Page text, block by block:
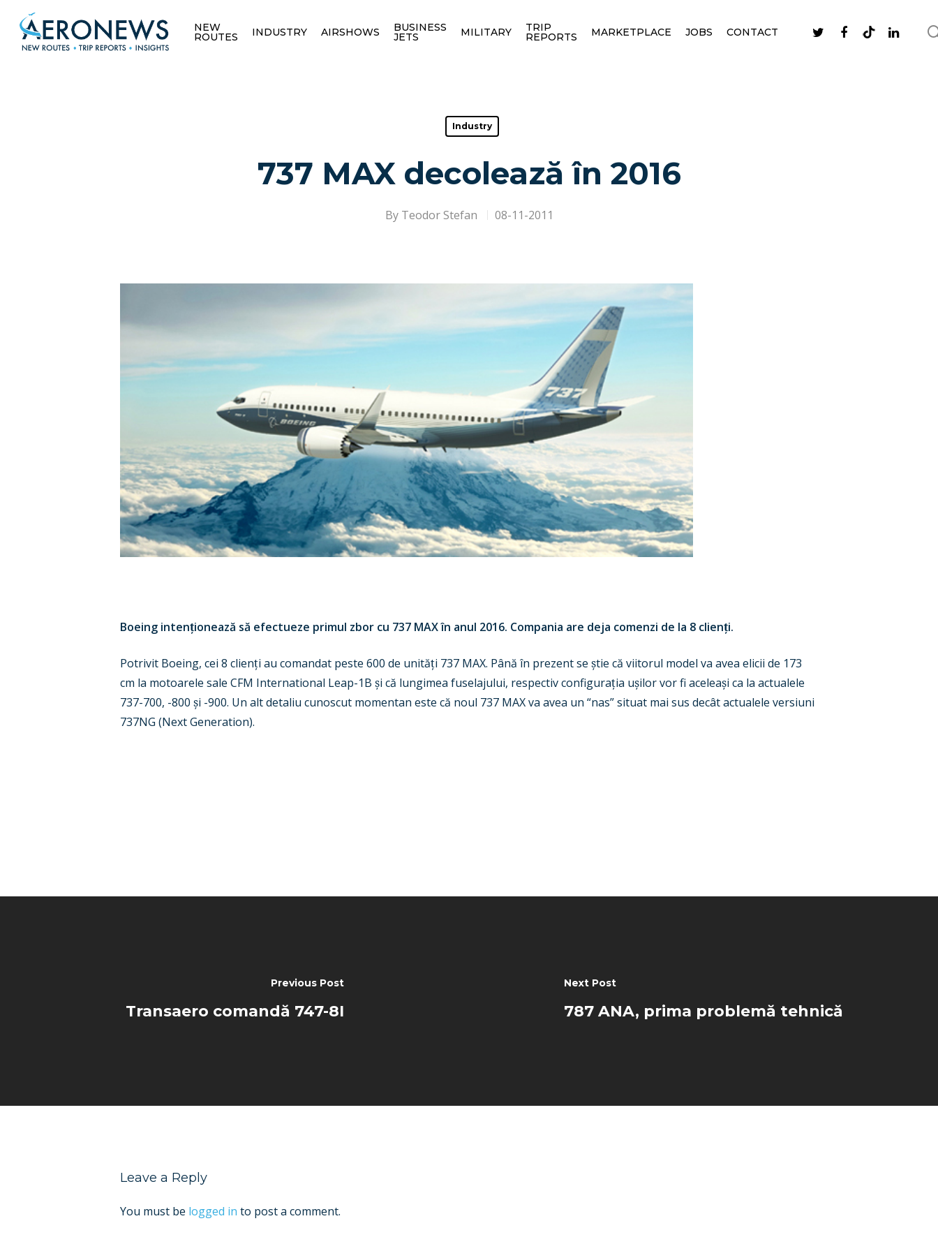
NEW
ROUTES INDUSTRY AIRSHOWS BUSINESS
JETS MILITARY TRIP
REPORTS MARKETPLACE JOBS CONTACT
Industry
737 MAX decolează în 2016
By Teodor Stefan 08-11-2011
Boeing intenționează să efectueze primul zbor cu 737 MAX în anul 2016. Compania are deja comenzi de la 8 clienți.
Potrivit Boeing, cei 8 clienți au comandat peste 600 de unități 737 MAX. Până în prezent se știe că viitorul model va avea elicii de 173
cm la motoarele sale CFM International Leap-1B și că lungimea fuselajului, respectiv configurația ușilor vor fi aceleași ca la actualele
737-700, -800 și -900. Un alt detaliu cunoscut momentan este că noul 737 MAX va avea un “nas” situat mai sus decât actualele versiuni
737NG (Next Generation).
Previous Post
Transaero comandă 747-8I
Next Post
787 ANA, prima problemă tehnică
Leave a Reply
You must be logged in to post a comment.